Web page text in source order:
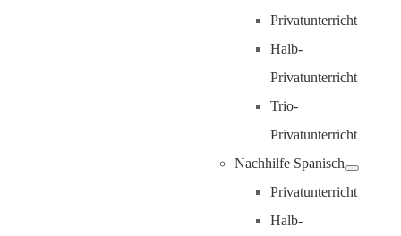
Privatunterricht
Halb-
Privatunterricht
Trio-
Privatunterricht
Nachhilfe Spanisch
Privatunterricht
Halb-